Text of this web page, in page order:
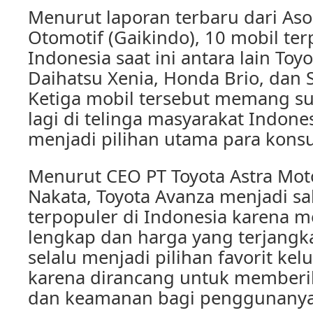
Menurut laporan terbaru dari
Otomotif (Gaikindo), 10 mobil
Indonesia saat ini antara lain
Daihatsu Xenia, Honda Brio, dan
Ketiga mobil tersebut memang
lagi di telinga masyarakat
menjadi pilihan utama para
Menurut CEO PT Toyota Astra
Nakata, Toyota Avanza menjadi
terpopuler di Indonesia karena
lengkap dan harga yang
selalu menjadi pilihan favorit
karena dirancang untuk
dan keamanan bagi